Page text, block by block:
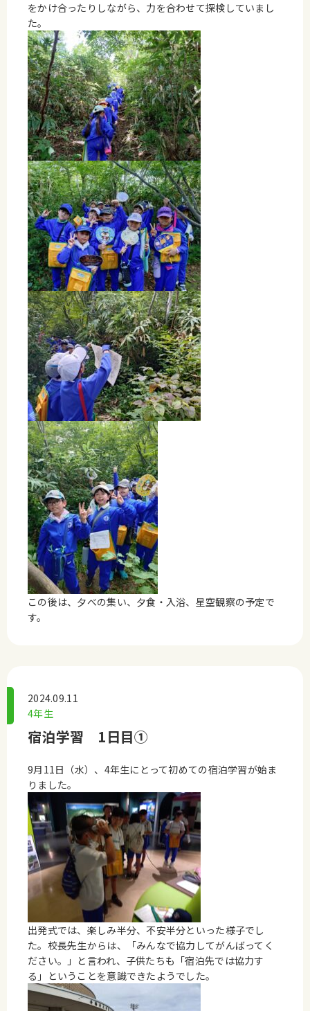
をかけ合ったりしながら、力を合わせて探検していまし
た。
この後は、夕べの集い、夕食・入浴、星空観察の予定で
す。
2024.09.11
4年生
宿泊学習 1日目①
9月11日（水）、4年生にとって初めての宿泊学習が始ま
りました。
出発式では、楽しみ半分、不安半分といった様子でし
た。校長先生からは、「みんなで協力してがんばってく
ださい。」と言われ、子供たちも「宿泊先では協力す
る」ということを意識できたようでした。